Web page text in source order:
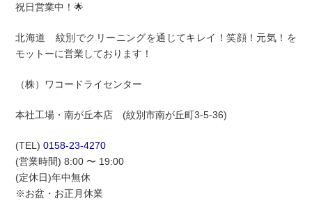
祝日営業中！🌟
北海道 紋別でクリーニングを通じてキレイ！笑顔！元気！を
モットーに営業しております！
（株）ワコードライセンター
本社工場・南が丘本店 (紋別市南が丘町3-5-36)
(TEL)0158-23-4270
(営業時間) 8:00 〜 19:00
(定休日)年中無休
※お盆・お正月休業